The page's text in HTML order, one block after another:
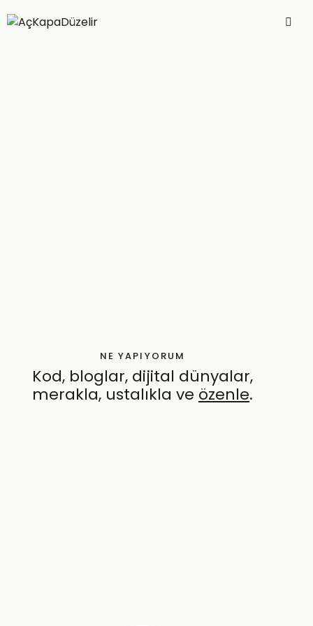
NE YAPIYORUM
Kod, bloglar, dijital dünyalar,
merakla, ustalıkla ve özenle.